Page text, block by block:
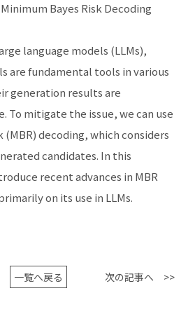
Bayes Risk Decoding
language models (LLMs),
are fundamental tools in various
generation results are
To mitigate the issue, we can use
(MBR) decoding, which considers
candidates. In this
recent advances in MBR
on its use in LLMs.
一覧へ戻る 次の記事へ >>